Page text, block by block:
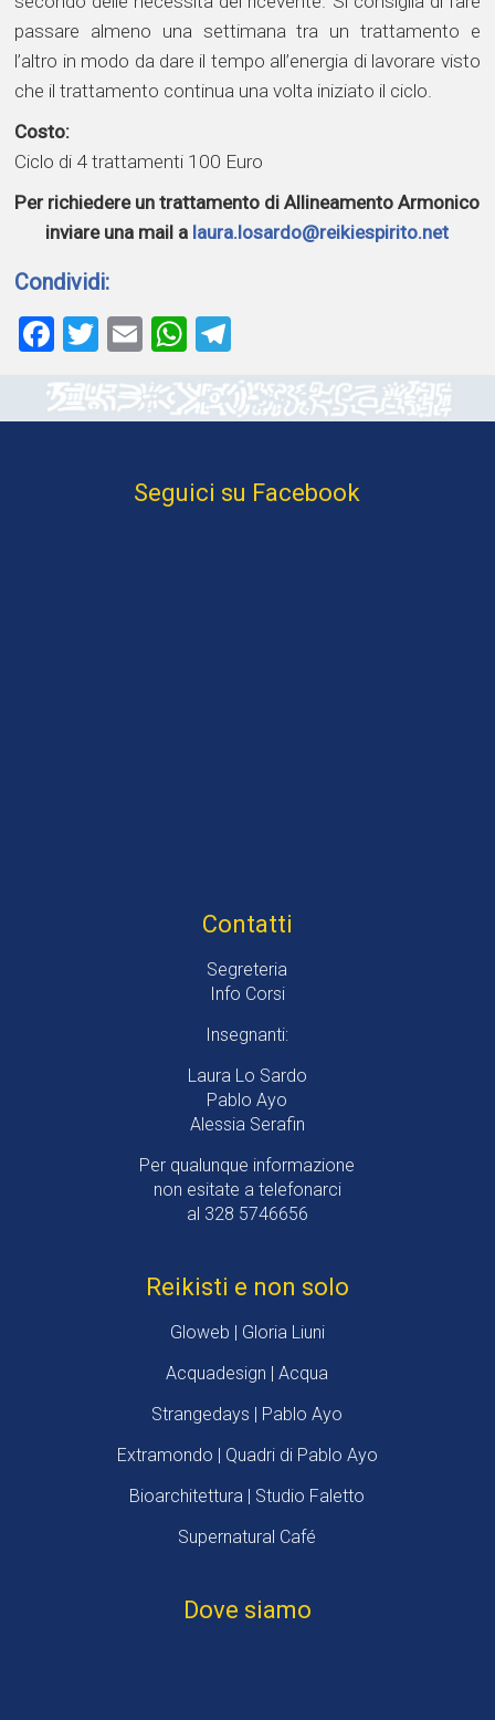
passare almeno una settimana tra un trattamento e
l’altro in modo da dare il tempo all’energia di lavorare visto
che il trattamento continua una volta iniziato il ciclo.
Costo:
Ciclo di 4 trattamenti 100 Euro
Per richiedere un trattamento di Allineamento Armonico
inviare una mail a laura.losardo@reikiespirito.net
Condividi:
Facebook
Twitter
EmailWhatsApp
Seguici su Facebook
Contatti
Segreteria
Info Corsi
Insegnanti:
Laura Lo Sardo
Pablo Ayo
Alessia Serafin
Per qualunque informazione
non esitate a telefonarci
al 328 5746656
Reikisti e non solo
Gloweb | Gloria Liuni
Acquadesign | Acqua
Strangedays | Pablo Ayo
Extramondo | Quadri di Pablo Ayo
Bioarchitettura | Studio Faletto
Supernatural Café
Dove siamo